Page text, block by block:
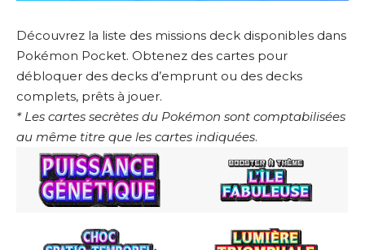
Découvrez la liste des missions deck disponibles dans
Pokémon Pocket. Obtenez des cartes pour
débloquer des decks d’emprunt ou des decks
complets, prêts à jouer.
* Les cartes secrètes du Pokémon sont comptabilisées
au même titre que les cartes indiquées.